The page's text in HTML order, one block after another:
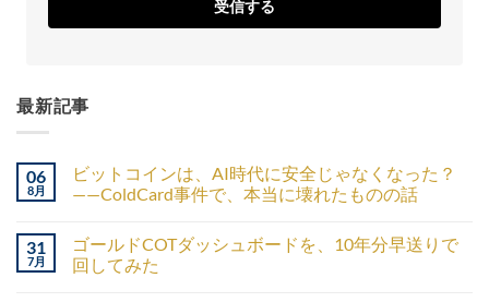
受信する
最新記事
06
8月
ビットコインは、AI時代に安全じゃなくなった？
——ColdCard事件で、本当に壊れたものの話
31
7月
ゴールドCOTダッシュボードを、10年分早送りで
回してみた